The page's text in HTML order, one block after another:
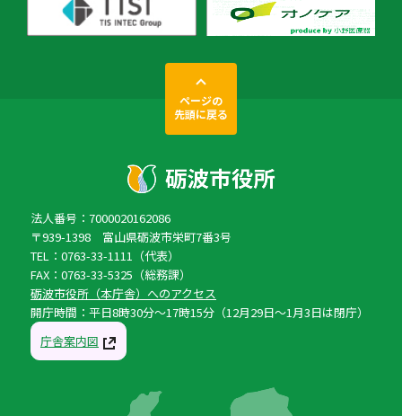
ページの
先頭に戻る
法人番号：7000020162086
〒939-1398 富山県砺波市栄町7番3号
TEL：0763-33-1111（代表）
FAX：0763-33-5325（総務課）
砺波市役所（本庁舎）へのアクセス
開庁時間：平日8時30分〜17時15分（12月29日〜1月3日は閉庁）
庁舎案内図